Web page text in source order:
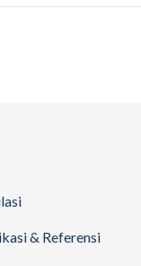
& Referensi